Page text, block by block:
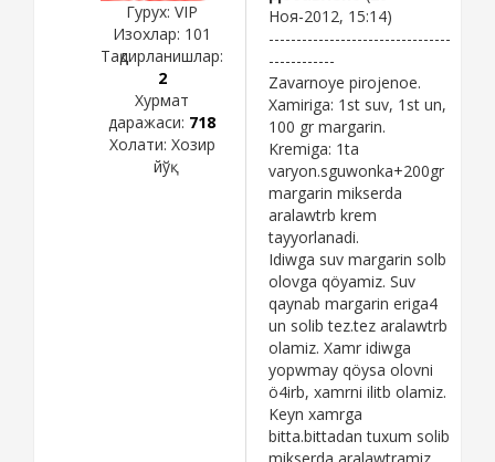
Гурух: VIP
Изохлар: 101
Тақдирланишлар:
2
Хурмат
даражаси: 718
Холати: Хозир
йўқ
Ноя-2012, 15:14)
---------------------------------
------------
Zavarnoye pirojenoe.
Xamiriga: 1st suv, 1st un,
100 gr margarin.
Kremiga: 1ta
varyon.sguwonka+200gr
margarin mikserda
aralawtrb krem
tayyorlanadi.
Idiwga suv margarin solb
olovga qöyamiz. Suv
qaynab margarin eriga4
un solib tez.tez aralawtrb
olamiz. Xamr idiwga
yopwmay qöysa olovni
ö4irb, xamrni ilitb olamiz.
Keyn xamrga
bitta.bittadan tuxum solib